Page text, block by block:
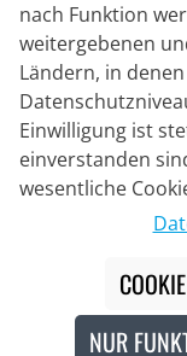
Livechat
Mo - Fr: 8:30 bis
Rückruf
Die
nach Funktion
weitergebenen
Ländern, in
Einwilligung ist
einverstanden
wesentliche
NUR